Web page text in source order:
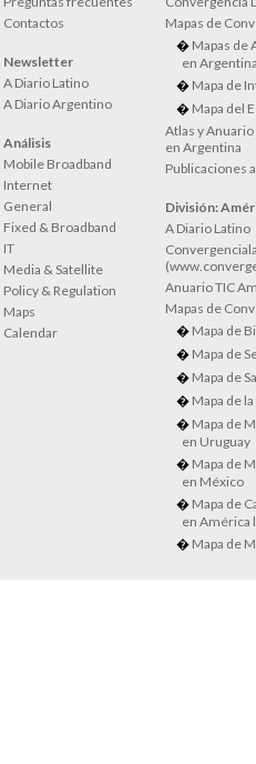
Contactos
Newsletter
A Diario Latino
A Diario Argentino
Análisis
Mobile Broadband
Internet
General
Fixed & Broadband
IT
Media & Satellite
Policy & Regulation
Maps
Calendar
Mapas de
Mapas de
en
Mapa de
Mapa del
Atlas y
en Argentina
Publicaciones
División:
A Diario Latino
Anuario TIC
Mapas de
Mapa de
Mapa de
Mapa de
Mapa de
Mapa de
en Uruguay
Mapa de
en México
Mapa de
en América
Mapa de